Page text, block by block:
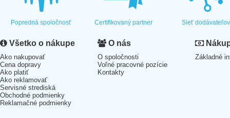
Popredná spoločnosť Certifikovaný partner Sieť dodávateľov
Všetko o nákupe
Ako nakupovať
Cena dopravy
Ako platiť
Ako reklamovať
Servisné strediská
Obchodné podmienky
Reklamačné podmienky
O nás
O spoločnosti
Voľné pracovné pozície
Kontakty
Základné